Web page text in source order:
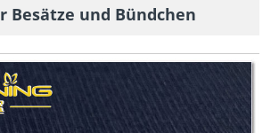
Besätze und Bündchen